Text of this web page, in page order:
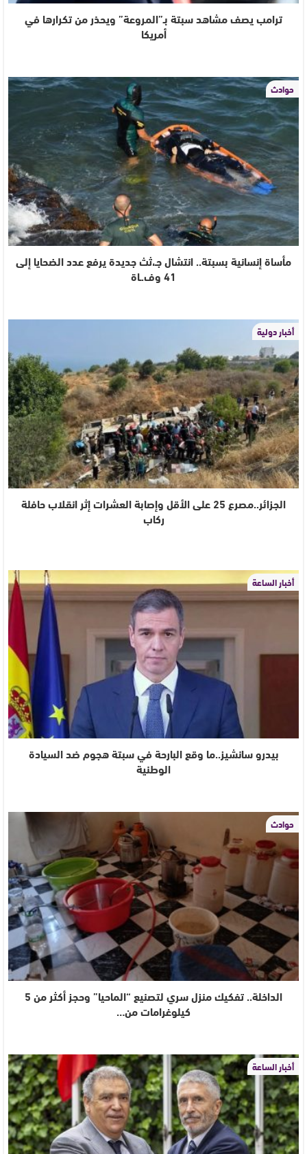
ترامب يصف مشاهد سبتة بـ”المروعة” ويحذر من تكرارها في
أمريكا
حوادث
مأساة إنسانية بسبتة.. انتشال جـ،ثث جديدة يرفع عدد الضحايا إلى
41 وف.ـاة
أخبار دولية
الجزائر..مصرع 25 على الأقل وإصابة العشرات إثر انقلاب حافلة
ركاب
أخبار الساعة
بيدرو سانشيز..ما وقع البارحة في سبتة هجوم ضد السيادة
الوطنية
حوادث
الداخلة.. تفكيك منزل سري لتصنيع “الماحيا” وحجز أكثر من 5
كيلوغرامات من…
أخبار الساعة